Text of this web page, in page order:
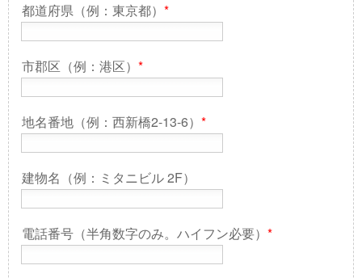
都道府県（例：東京都） *
市郡区（例：港区） *
地名番地（例：西新橋2-13-6） *
建物名（例：ミタニビル 2F）
電話番号（半角数字のみ。ハイフン必要） *